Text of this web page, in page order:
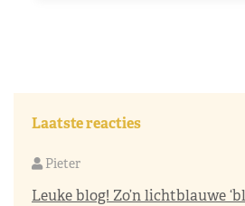
Laatste reacties
Pieter
Leuke blog! Zo’n lichtblauwe